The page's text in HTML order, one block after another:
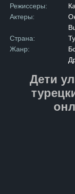
Режиссеры:
Актеры:
Страна:
Жанр:
Дети